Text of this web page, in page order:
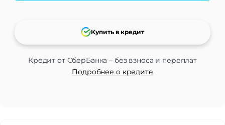
Кредит от СберБанка – без взноса и переплат
Подробнее о кредите
Купить в кредит